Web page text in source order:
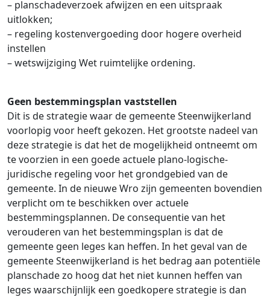
– planschadeverzoek afwijzen en een uitspraak
uitlokken;
– regeling kostenvergoeding door hogere overheid
instellen
– wetswijziging Wet ruimtelijke ordening.
Geen bestemmingsplan vaststellen
Dit is de strategie waar de gemeente Steenwijkerland
voorlopig voor heeft gekozen. Het grootste nadeel van
deze strategie is dat het de mogelijkheid ontneemt om
te voorzien in een goede actuele plano-logische-
juridische regeling voor het grondgebied van de
gemeente. In de nieuwe Wro zijn gemeenten bovendien
verplicht om te beschikken over actuele
bestemmingsplannen. De consequentie van het
verouderen van het bestemmingsplan is dat de
gemeente geen leges kan heffen. In het geval van de
gemeente Steenwijkerland is het bedrag aan potentiële
planschade zo hoog dat het niet kunnen heffen van
leges waarschijnlijk een goedkopere strategie is dan